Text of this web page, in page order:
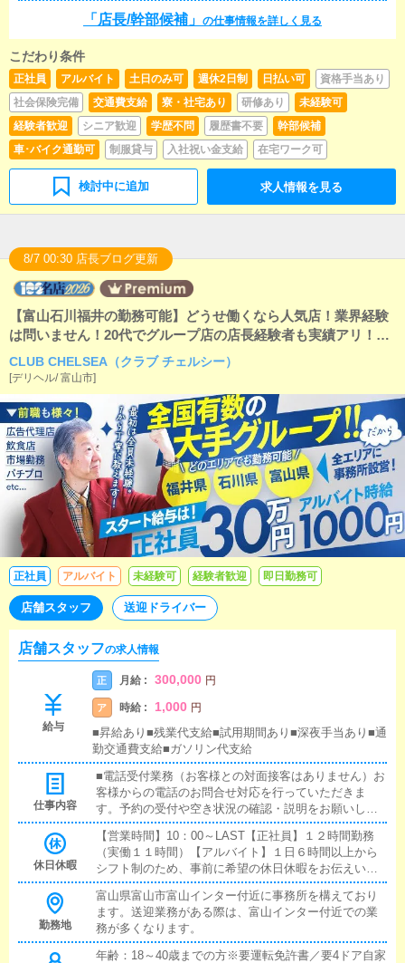
す。■企画の立案店舗イベントや店舗運営など様々な企
画を提案していただきます。【新規のお客様の増加】
数の増加】など、売上UPに繋がる施策の提案を行って
いただきます。■キャスト管理お店で働いていただいて
いるキャストの方が稼げるようにインターネットを使
ったPR（写メ日記）などの使い方などのアドバイスを
行っていただきます。■PC更新業務ヘブンネットな
ど、ポータルサイト等の店舗情報更新作業を行ってい
ただきます。キャストの出勤情報やイベント、求人ブ
ログの作成となります。基本的にはボタンを押すだけ
や、ブログの更新時に簡単に文字が入力出来れば問題
ありません。PCが苦手な人でも簡単にできます。■清
いただくため、店内の清掃や備品の管理・補充を行っ
ていただきます。
す！「この業界でやっていくことを決めた！」「絶対
が有利ですし、即戦力です。他県、他グループで培っ
た知識や経験を是非活かして欲しいです！もし未経験
だった場合はかなり勉強は必要になります。業界の
事、売上の事、女性管理の事、PC操作の事などなど…
覚えないといけない知識は大量にあり、恐らく最初は
かなり大変です。ただ、本人のやる気や将来自分に待
っている待遇を理解してもらい、全力で仕事に向き合
えるのであれば是非一緒に頑張って欲しいです！
「店長/幹部候補」 の仕事情報を詳しく見る
こだわり条件
正社員 アルバイト 土日のみ可 週休2日制 日払い可
資格手当あり
社会保険完備
交通費支給 寮・社宅あり 研修あり
未経験可
経験者歓迎
シニア歓迎 学歴不問 履歴書不要
幹部候補
車･バイク通勤可
制服貸与 入社祝い金支給 在宅ワーク可
検討中に追加 求人情報を見る
8/7 00:30 店長ブログ更新
【富山石川福井の勤務可能】どうせ働くなら人気店！業界経験
は問いません！20代でグループ店の店長経験者も実績アリ！正
社員雇用（月給30万円以上）がメインとなっておりますが、ア
ルバイト勤務も募集しております！
CLUB CHELSEA（クラブ チェルシー）
[デリヘル/富山市]
正社員 アルバイト 未経験可 経験者歓迎 即日勤務可
店舗スタッフ 送迎ドライバー
店舗スタッフの求人情報
給与
正 月給 : 300,000 円
ア 時給 : 1,000 円
■昇給あり■残業代支給■試用期間あり■深夜手当あり■通
勤交通費支給■ガソリン代支給
仕事内容
■電話受付業務（お客様との対面接客はありません）お
客様からの電話のお問合せ対応を行っていただきま
す。予約の受付や空き状況の確認・説明をお願いしま
す。予約の確定後はキャストやドライバーに通達しま
す。簡単なマニュアルや先輩スタッフに気軽に聞ける
環境ですので、未経験でも安心して働けます。■企画の
立案店舗イベントや店舗運営など様々な企画を提案し
ていただきます。【新規のお客様の増加】【お客様の
リピート率の向上】【キャストの方の入店数の増加】
など、売上UPに繋がる施策の提案を行っていただきま
す。■キャスト管理お店で働いていただいているキャス
トの方が稼げるようにインターネットを使ったPR（写
休日休暇
【営業時間】10：00～LAST【正社員】１２時間勤務
（実働１１時間）【アルバイト】１日６時間以上から
シフト制のため、事前に希望の休日休暇をお伝えいた
だければ希望日の取得も可能です！
勤務地
富山県富山市富山インター付近に事務所を構えており
ます。送迎業務がある際は、富山インター付近での業
務が多くなります。
年齢：18～40歳までの方※要運転免許書／要4ドア自家